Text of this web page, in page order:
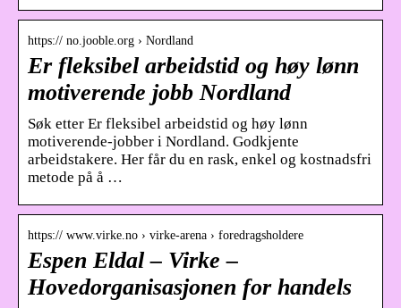
https:// no.jooble.org › Nordland
Er fleksibel arbeidstid og høy lønn
motiverende jobb Nordland
Søk etter Er fleksibel arbeidstid og høy lønn
motiverende-jobber i Nordland. Godkjente
arbeidstakere. Her får du en rask, enkel og kostnadsfri
metode på å …
https:// www.virke.no › virke-arena › foredragsholdere
Espen Eldal – Virke –
Hovedorganisasjonen for handels